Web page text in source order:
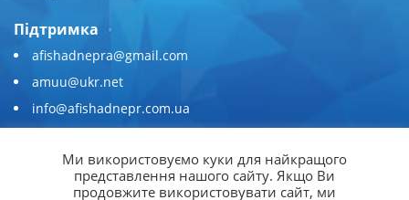
Підтримка
afishadnepra@gmail.com
amuu@ukr.net
info@afishadnepr.com.ua
Приєднуйтесь
Ми використовуємо куки для найкращого
представлення нашого сайту. Якщо Ви
продовжите використовувати сайт, ми